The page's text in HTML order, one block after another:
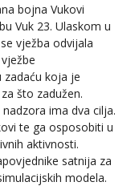
bojna Vukovi
Vuk 23. Ulaskom u
vježba odvijala
zadaću koja je
što zadužen.
ima dva cilja.
te ga osposobiti u
aktivnosti.
satnija za
modela.